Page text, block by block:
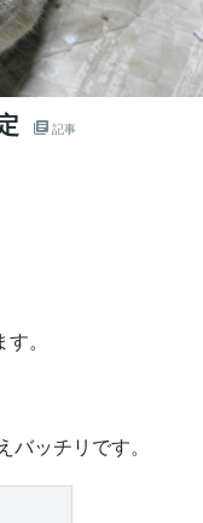
記事
。
ッチリです。